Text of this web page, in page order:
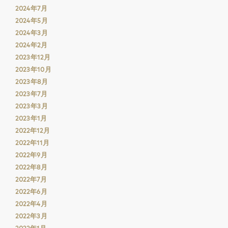
2024年7月
2024年5月
2024年3月
2024年2月
2023年12月
2023年10月
2023年8月
2023年7月
2023年3月
2023年1月
2022年12月
2022年11月
2022年9月
2022年8月
2022年7月
2022年6月
2022年4月
2022年3月